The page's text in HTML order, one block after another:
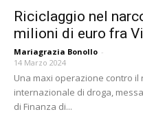
Riciclaggio nel
milioni di euro fra
Mariagrazia Bonollo -
14 Marzo 2024
Una maxi operazione contro
internazionale di droga,
di Finanza di...